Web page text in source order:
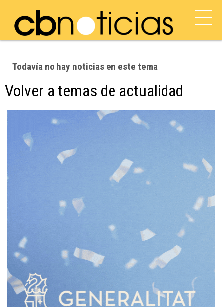
Todavía no hay noticias en este tema
Volver a temas de actualidad